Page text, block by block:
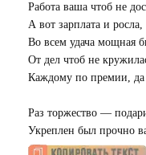
Работа ваша чтоб не
А вот зарплата и росла,
Во всем удача мощная
От дел чтоб не
Каждому по премии, да
Раз торжество —
Укреплен был прочно